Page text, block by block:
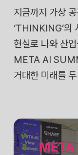
지금까지 가상
‘THINKING’의
현실로 나와 산
META AI
거대한 미래를